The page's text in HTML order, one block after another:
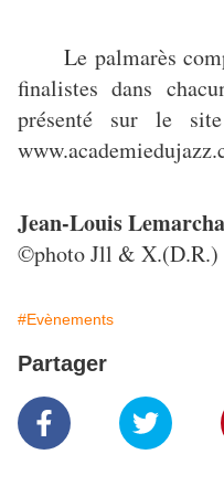
Le palmarès
finalistes dans
présenté sur le
Jean-Louis
©photo Jll & X.(D.R.)
#Evènements
Partager